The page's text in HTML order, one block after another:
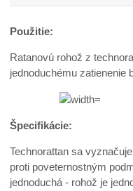
Použitie:
Ratanovú rohož z
jednoduchému zatienenie
Špecifikácie:
Technorattan sa
proti poveternostným
jednoduchá - rohož je